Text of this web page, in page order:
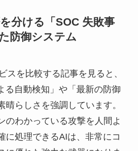
分ける「SOC 失敗事
防御システム
スを比較する記事を見ると、
る自動検知」や「最新の防御
晴らしさを強調しています。
のわかっている攻撃を人間よ
に処理できるAIは、非常にコ